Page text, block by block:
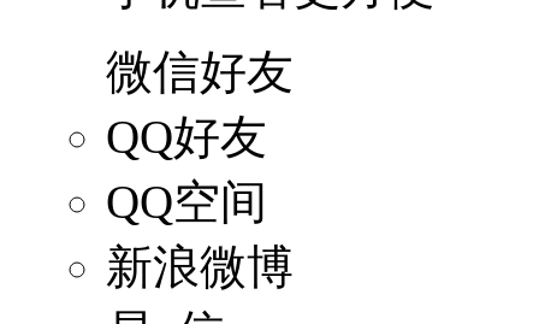
微信好友
QQ好友
QQ空间
新浪微博